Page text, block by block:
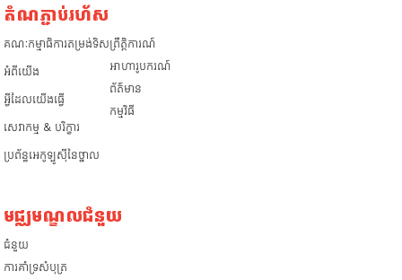
តំណភ្ជាប់រហ័ស
គណៈកម្មាធិការតម្រង់ទិស
អំពី​យើង
អ្វីដែលយើងធ្វើ
សេវាកម្ម & បរិក្ខារ
ប្រព័ន្ធអេកូឡូស៊ីនៃថ្នាល
ព្រឹត្តិការណ៍
អាហារូបករណ៍
ព័ត៌មាន
កម្មវិធី
មជ្ឈមណ្ឌលជំនួយ
ជំនួយ
​ការគាំទ្រសំបុត្រ